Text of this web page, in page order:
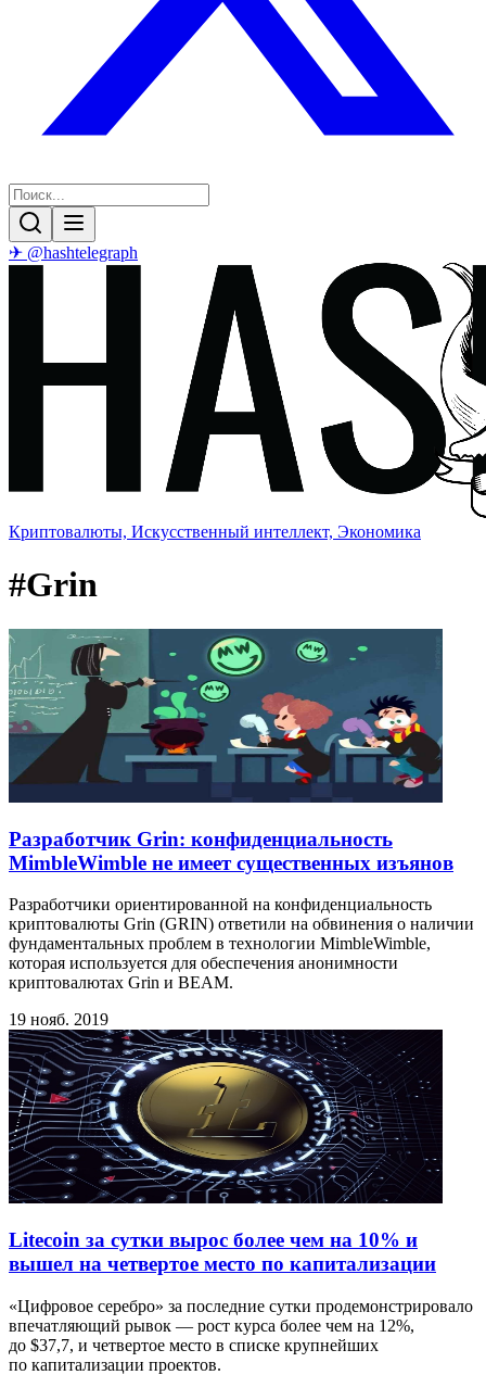
✈ @hashtelegraph
Криптовалюты, Искусственный интеллект, Экономика
#Grin
Разработчик Grin: конфиденциальность
MimbleWimble не имеет существенных изъянов
Разработчики ориентированной на конфиденциальность
криптовалюты Grin (GRIN) ответили на обвинения о наличии
фундаментальных проблем в технологии MimbleWimble,
которая используется для обеспечения анонимности
криптовалютах Grin и BEAM.
19 нояб. 2019
Litecoin за сутки вырос более чем на 10% и
вышел на четвертое место по капитализации
«Цифровое серебро» за последние сутки продемонстрировало
впечатляющий рывок — рост курса более чем на 12%,
до $37,7, и четвертое место в списке крупнейших
по капитализации проектов.